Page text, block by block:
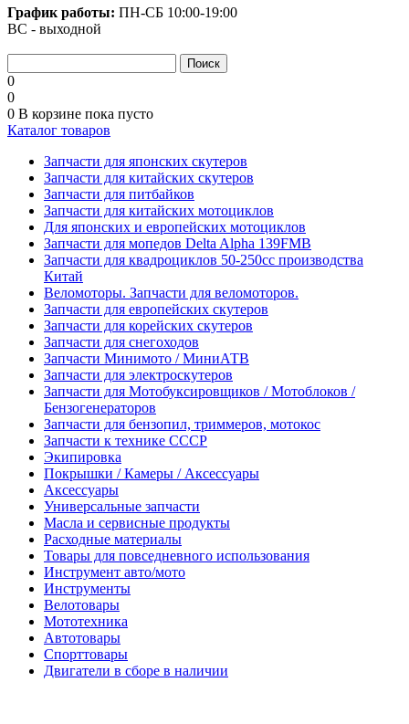
График работы: ПН-СБ 10:00-19:00
ВС - выходной
0
0
0 В корзине пока пусто
Каталог товаров
Запчасти для японских скутеров
Запчасти для китайских скутеров
Запчасти для питбайков
Запчасти для китайских мотоциклов
Для японских и европейских мотоциклов
Запчасти для мопедов Delta Alpha 139FMB
Запчасти для квадроциклов 50-250сс производства
Китай
Веломоторы. Запчасти для веломоторов.
Запчасти для европейских скутеров
Запчасти для корейских скутеров
Запчасти для снегоходов
Запчасти Минимото / МиниАТВ
Запчасти для электроскутеров
Запчасти для Мотобуксировщиков / Мотоблоков /
Бензогенераторов
Запчасти для бензопил, триммеров, мотокос
Запчасти к технике СССР
Экипировка
Покрышки / Камеры / Аксессуары
Аксессуары
Универсальные запчасти
Масла и сервисные продукты
Расходные материалы
Товары для повседневного использования
Инструмент авто/мото
Инструменты
Велотовары
Мототехника
Автотовары
Спорттовары
Двигатели в сборе в наличии